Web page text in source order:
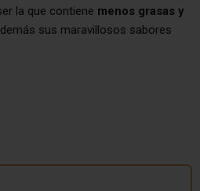
la que contiene menos grasas y
sus maravillosos sabores